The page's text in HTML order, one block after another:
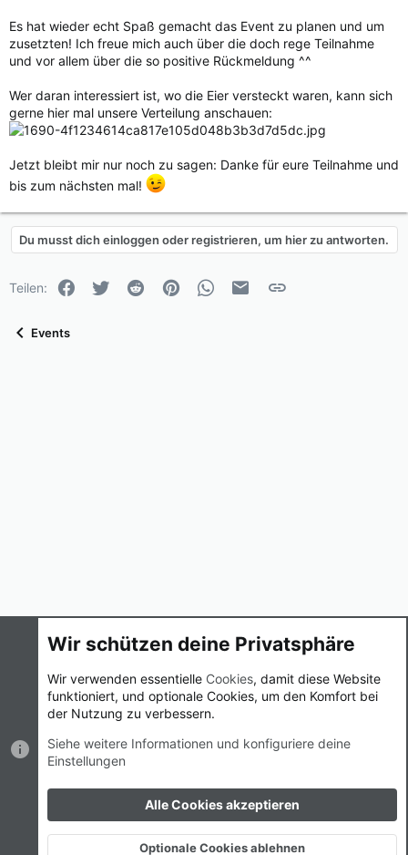
Es hat wieder echt Spaß gemacht das Event zu planen und um
zusetzten! Ich freue mich auch über die doch rege Teilnahme
und vor allem über die so positive Rückmeldung ^^
Wer daran interessiert ist, wo die Eier versteckt waren, kann sich
gerne hier mal unsere Verteilung anschauen:
Jetzt bleibt mir nur noch zu sagen: Danke für eure Teilnahme und
bis zum nächsten mal!
Du musst dich einloggen oder registrieren, um hier zu antworten.
Teilen: Facebook
Twitter Reddit PinterestWhatsApp
E-MailLink
Events
Nutzungsbedingungen
Datenschutz
Hilfe und Impressum
R
S
Community platform by XenForo
by ThemeHouse
Abfragen 11 Zeit 0.0195s
Speicher 2.66MB
Wir schützen deine Privatsphäre
Wir verwenden essentielle Cookies, damit diese Website
funktioniert, und optionale Cookies, um den Komfort bei
der Nutzung zu verbessern.
Siehe weitere Informationen und konfiguriere deine
Einstellungen
Alle Cookies akzeptieren
Optionale Cookies ablehnen